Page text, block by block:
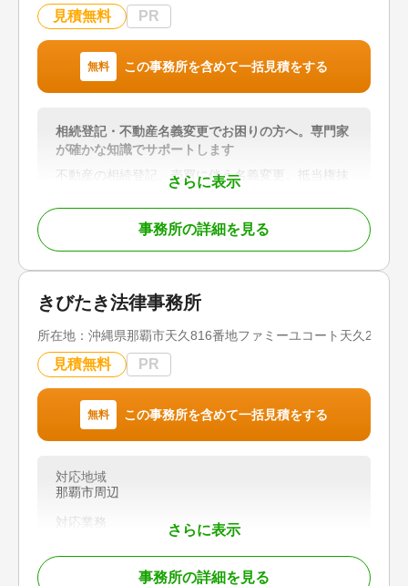
見積無料 PR
無料 この事務所を含めて一括見積をする
さらに表示
相続登記・不動産名義変更でお困りの方へ。専門家
が確かな知識でサポートします
不動産の相続登記、売買に伴う名義変更、抵当権抹
消登記など、不動産登記に関するお悩みに幅広く対
応しています。
「何から始めればよいかわからない」
法書士が状況を丁寧に整理し、必要な手続きと解決
までの道筋をわかりやすくご案内します。
「三聖トラスト会計事務所」グループの一員とし
て、登記手続きにとどまらず、相続手続き、生前対
策、税務に関するご相談まで、各分野の専門家と連
心して手続きを進めていただける体制を整えていま
す。
・相続・登記に強い司法書士が対応
・電話、メール、LINEによるスピーディーなレスポ
事務所の詳細を見る
きびたき法律事務所
所在地： 沖縄県那覇市天久816番地ファミーユコート天久203号
見積無料 PR
無料 この事務所を含めて一括見積をする
さらに表示
対応地域
那覇市周辺
対応業務
相続トラブル（弁護士相談）
事務所の詳細を見る